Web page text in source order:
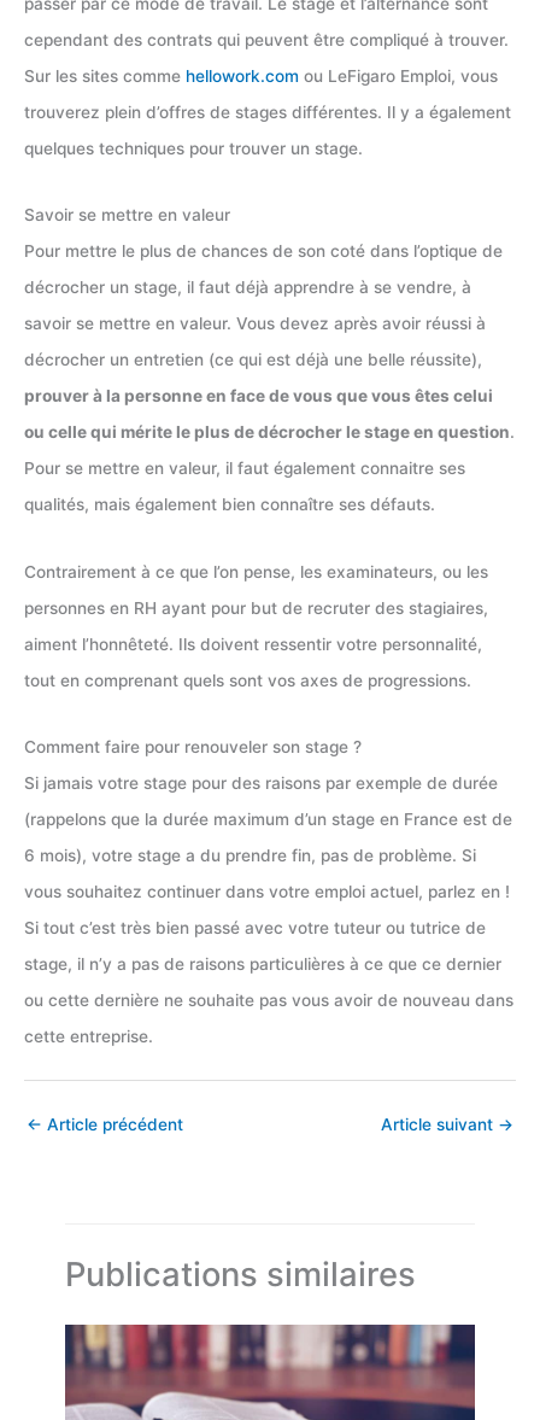
cependant des contrats qui peuvent être compliqué à trouver.
Sur les sites comme hellowork.com ou LeFigaro Emploi, vous
trouverez plein d’offres de stages différentes. Il y a également
quelques techniques pour trouver un stage.
Savoir se mettre en valeur
Pour mettre le plus de chances de son coté dans l’optique de
décrocher un stage, il faut déjà apprendre à se vendre, à
savoir se mettre en valeur. Vous devez après avoir réussi à
décrocher un entretien (ce qui est déjà une belle réussite),
prouver à la personne en face de vous que vous êtes celui
ou celle qui mérite le plus de décrocher le stage en question.
Pour se mettre en valeur, il faut également connaitre ses
qualités, mais également bien connaître ses défauts.
Contrairement à ce que l’on pense, les examinateurs, ou les
personnes en RH ayant pour but de recruter des stagiaires,
aiment l’honnêteté. Ils doivent ressentir votre personnalité,
tout en comprenant quels sont vos axes de progressions.
Comment faire pour renouveler son stage ?
Si jamais votre stage pour des raisons par exemple de durée
(rappelons que la durée maximum d’un stage en France est de
6 mois), votre stage a du prendre fin, pas de problème. Si
vous souhaitez continuer dans votre emploi actuel, parlez en !
Si tout c’est très bien passé avec votre tuteur ou tutrice de
stage, il n’y a pas de raisons particulières à ce que ce dernier
ou cette dernière ne souhaite pas vous avoir de nouveau dans
cette entreprise.
← Article précédent Article suivant →
Publications similaires